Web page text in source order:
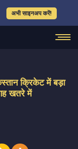
अभी साइनअप करें!
क्रिकेट में बड़ा
खतरे में